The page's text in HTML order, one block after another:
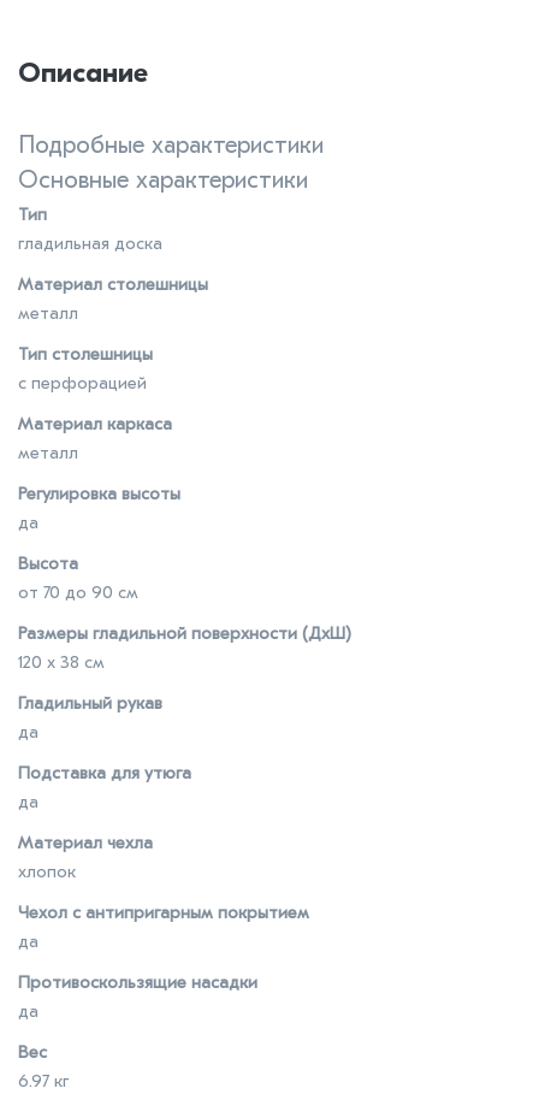
Описание
Подробные характеристики
Основные характеристики
Тип
гладильная доска
Материал столешницы
металл
Тип столешницы
с перфорацией
Материал каркаса
металл
Регулировка высоты
да
Высота
от 70 до 90 см
Размеры гладильной поверхности (ДхШ)
120 x 38 см
Гладильный рукав
да
Подставка для утюга
да
Материал чехла
хлопок
Чехол с антипригарным покрытием
да
Противоскользящие насадки
да
Вес
6.97 кг